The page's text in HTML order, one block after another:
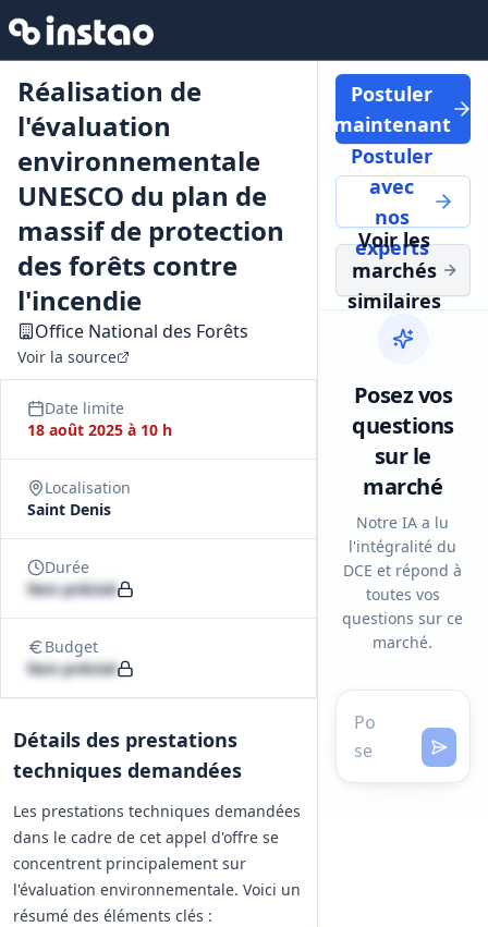
Réalisation de
l'évaluation
environnementale
UNESCO du plan de
massif de protection
des forêts contre
l'incendie
Office National des Forêts
Voir la source
Date limite
18 août 2025 à 10 h
Localisation
Saint Denis
Durée
Non précisé
Budget
Non précisé
Détails des prestations
techniques demandées
Les prestations techniques demandées
dans le cadre de cet appel d'offre se
concentrent principalement sur
l'évaluation environnementale. Voici un
résumé des éléments clés :
Postuler
maintenant
Postuler
avec
nos
experts
Voir les
marchés
similaires
Posez vos
questions
sur le
marché
Notre IA a lu
l'intégralité du
DCE et répond à
toutes vos
questions sur ce
marché.